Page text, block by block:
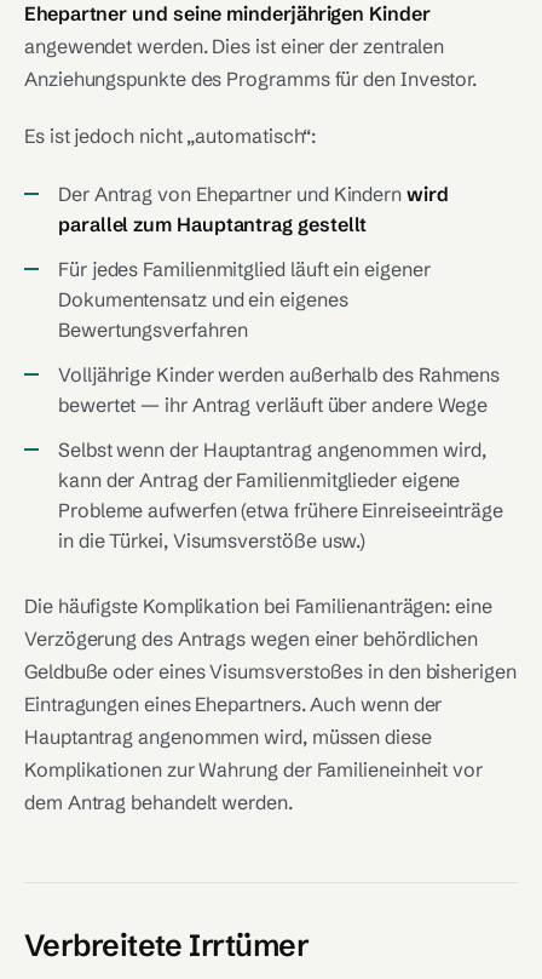
Ehepartner und seine minderjährigen Kinder
angewendet werden. Dies ist einer der zentralen
Anziehungspunkte des Programms für den Investor.
Es ist jedoch nicht „automatisch“:
Der Antrag von Ehepartner und Kindern wird
parallel zum Hauptantrag gestellt
Für jedes Familienmitglied läuft ein eigener
Dokumentensatz und ein eigenes
Bewertungsverfahren
Volljährige Kinder werden außerhalb des Rahmens
bewertet — ihr Antrag verläuft über andere Wege
Selbst wenn der Hauptantrag angenommen wird,
kann der Antrag der Familienmitglieder eigene
Probleme aufwerfen (etwa frühere Einreiseeinträge
in die Türkei, Visumsverstöße usw.)
Die häufigste Komplikation bei Familienanträgen: eine
Verzögerung des Antrags wegen einer behördlichen
Geldbuße oder eines Visumsverstoßes in den bisherigen
Eintragungen eines Ehepartners. Auch wenn der
Hauptantrag angenommen wird, müssen diese
Komplikationen zur Wahrung der Familieneinheit vor
dem Antrag behandelt werden.
Verbreitete Irrtümer